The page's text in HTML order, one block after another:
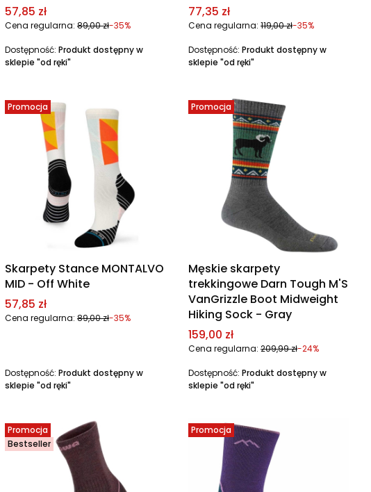
Cena promocyjna
57,85 zł
Cena regularna: 89,00 zł-35%
Dostępność: Produkt dostępny w
sklepie "od ręki"
Cena promocyjna
77,35 zł
Cena regularna: 119,00 zł-35%
Dostępność: Produkt dostępny w
sklepie "od ręki"
Promocja
Skarpety Stance MONTALVO
MID - Off White
Cena promocyjna
57,85 zł
Cena regularna: 89,00 zł-35%
Dostępność: Produkt dostępny w
sklepie "od ręki"
Promocja
Męskie skarpety
trekkingowe Darn Tough M'S
VanGrizzle Boot Midweight
Hiking Sock - Gray
Cena promocyjna
159,00 zł
Cena regularna: 209,99 zł-24%
Dostępność: Produkt dostępny w
sklepie "od ręki"
Promocja
Bestseller
Promocja